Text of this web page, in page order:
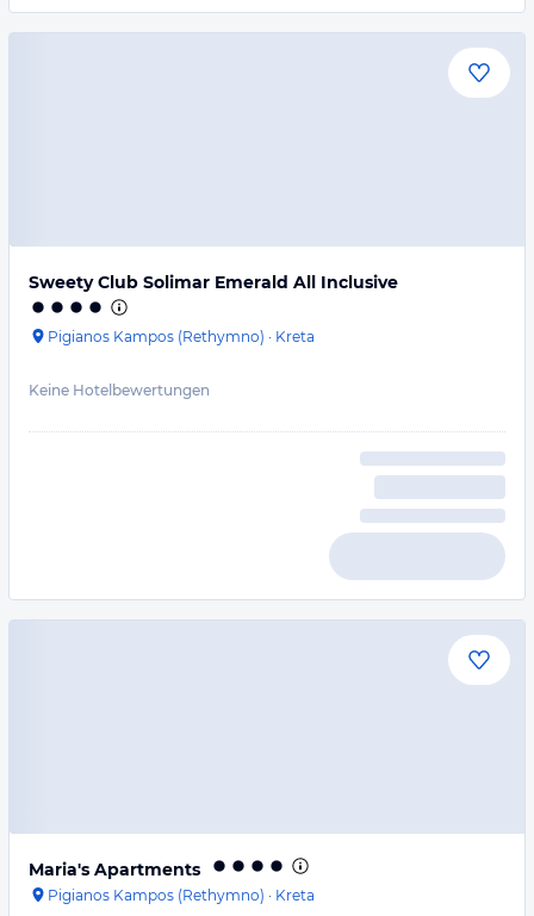
Sweety Club Solimar Emerald All Inclusive
Pigianos Kampos (Rethymno) · Kreta
Keine Hotelbewertungen
Maria's Apartments
Pigianos Kampos (Rethymno) · Kreta